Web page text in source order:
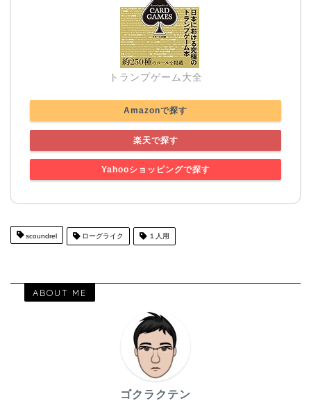
トランプゲーム大全
Amazonで探す
楽天で探す
Yahooショッピングで探す
scoundrel ローグライク １人用
ABOUT ME
ゴクラクテン